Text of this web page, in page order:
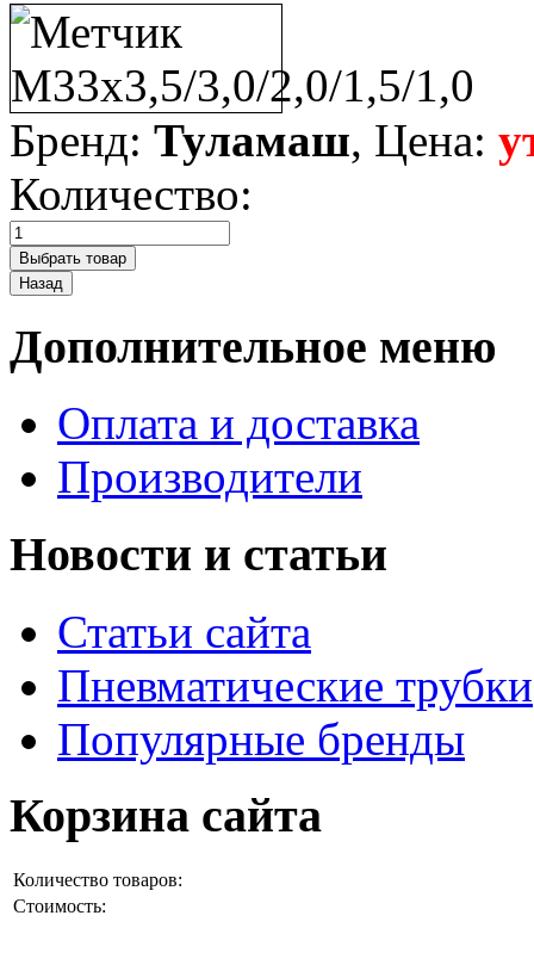
Бренд: Туламаш, Цена:
Количество:
Дополнительное меню
Оплата и доставка
Производители
Новости и статьи
Статьи сайта
Пневматические трубки
Популярные бренды
Корзина сайта
Количество товаров:
Стоимость: